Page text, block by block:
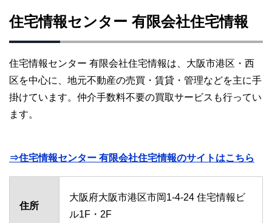
住宅情報センター 有限会社住宅情報
住宅情報センター 有限会社住宅情報は、大阪市港区・西
区を中心に、地元不動産の売買・賃貸・管理などを主に手
掛けています。仲介手数料不要の買取サービスも行ってい
ます。
⇒住宅情報センター 有限会社住宅情報のサイトはこちら
住所
大阪府大阪市港区市岡1-4-24 住宅情報ビ
ル1F・2F